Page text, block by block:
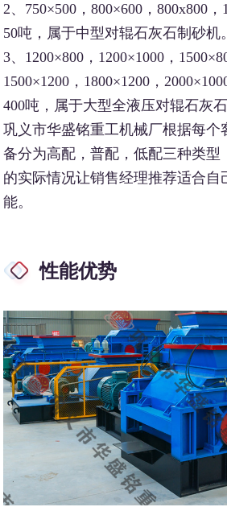
2、750×500，800×600，800x800
50吨，属于中型对辊石灰石制砂机。
3、1200×800，1200×1000，
1500×1200，1800×1200，
400吨，属于大型全液压对辊石灰石
巩义市华盛铭重工机械厂根据每个
备分为高配，普配，低配三种类型
的实际情况让销售经理推荐适合自
能。
性能优势